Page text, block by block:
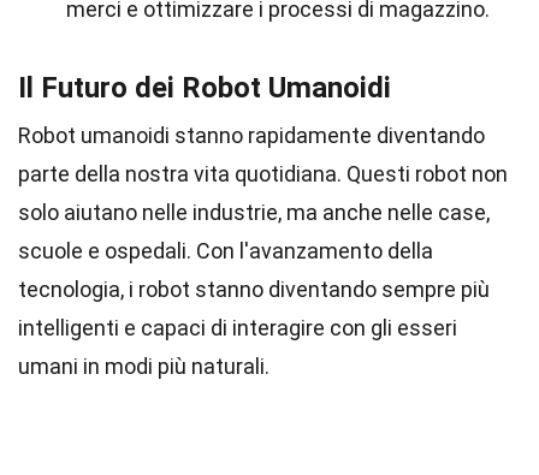
merci e ottimizzare i processi di magazzino.
Il Futuro dei Robot Umanoidi
Robot umanoidi stanno rapidamente diventando
parte della nostra vita quotidiana. Questi robot non
solo aiutano nelle industrie, ma anche nelle case,
scuole e ospedali. Con l'avanzamento della
tecnologia, i robot stanno diventando sempre più
intelligenti e capaci di interagire con gli esseri
umani in modi più naturali.